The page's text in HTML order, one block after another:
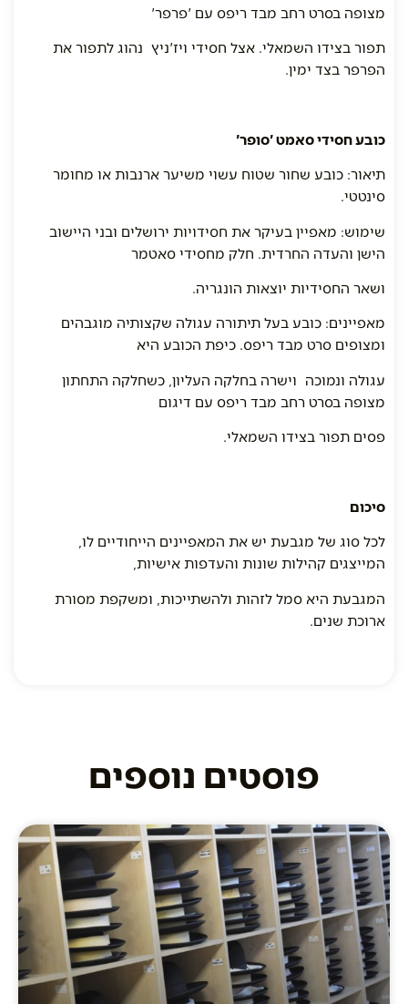
מצופה בסרט רחב מבד ריפס עם 'פרפר'
תפור בצידו השמאלי. אצל חסידי ויז'ניץ נהוג לתפור את
הפרפר בצד ימין.
כובע חסידי סאמט 'סופר'
תיאור: כובע שחור שטוח עשוי משיער ארנבות או מחומר
סינטטי.
שימוש: מאפיין בעיקר את חסידויות ירושלים ובני היישוב
הישן והעדה החרדית. חלק מחסידי סאטמר
ושאר החסידיות יוצאות הונגריה.
מאפיינים: כובע בעל תיתורה עגולה שקצותיה מוגבהים
ומצופים סרט מבד ריפס. כיפת הכובע היא
עגולה ונמוכה וישרה בחלקה העליון, כשחלקה התחתון
מצופה בסרט רחב מבד ריפס עם דיגום
פסים תפור בצידו השמאלי.
סיכום
לכל סוג של מגבעת יש את המאפיינים הייחודיים לו,
המייצגים קהילות שונות והעדפות אישיות,
המגבעת היא סמל לזהות ולהשתייכות, ומשקפת מסורת
ארוכת שנים.
פוסטים נוספים